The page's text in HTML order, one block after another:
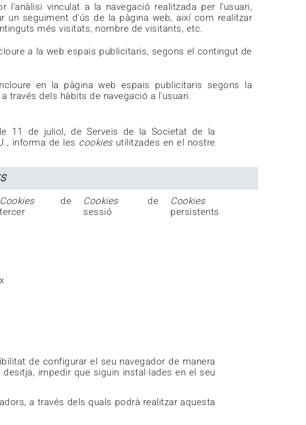
l'anàlisi vinculat a la navegació realitzada per l'usuari,
un seguiment d'ús de la pàgina web, així com realitzar
més visitats, nombre de visitants, etc.
a la web espais publicitaris, segons el contingut de
en la pàgina web espais publicitaris segons la
través dels hàbits de navegació a l'usuari.
11 de juliol, de Serveis de la Societat de la
informa de les cookiesutilitzades en el nostre
Cookiesde
tercer
Cookiesde
sessió
Cookies
persistents
x
de configurar el seu navegador de manera
impedir que siguin instal·lades en el seu
a través dels quals podrà realitzar aquesta